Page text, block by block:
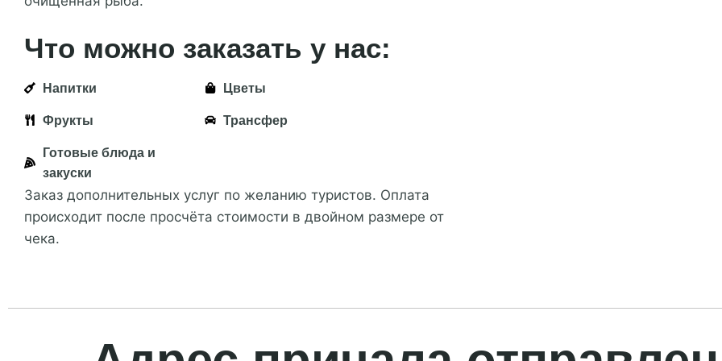
Что можно заказать у нас:
Напитки
Фрукты
Готовые блюда и
закуски
Цветы
Трансфер
Заказ дополнительных услуг по желанию туристов. Оплата
происходит после просчёта стоимости в двойном размере от
чека.